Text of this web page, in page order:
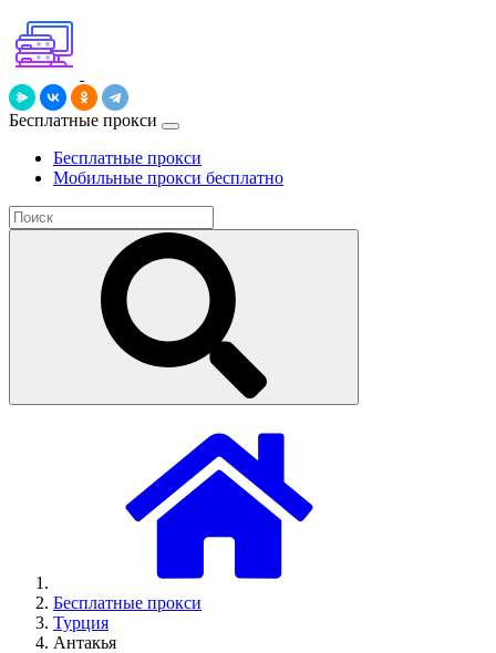
Бесплатные прокси
Бесплатные прокси
Мобильные прокси бесплатно
Бесплатные прокси
Турция
Антакья